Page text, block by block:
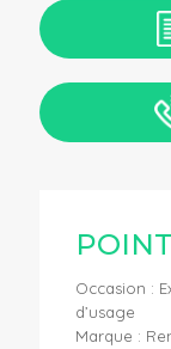
Occasion :
d’usage
Marque :